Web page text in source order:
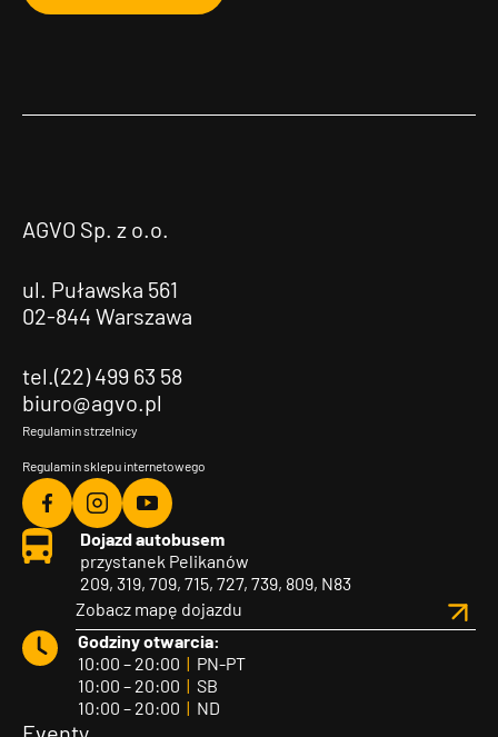
AGVO Sp. z o.o.
ul. Puławska 561
02-844 Warszawa
tel.(22) 499 63 58
biuro@agvo.pl
Regulamin strzelnicy
Regulamin sklepu internetowego
Agvo
Facebook
Agvo
Instagram
Agvo
YouTube
Dojazd autobusem
przystanek Pelikanów
209, 319, 709, 715, 727, 739, 809, N83
Zobacz mapę dojazdu
Godziny otwarcia:
10:00 – 20:00 | PN-PT
10:00 – 20:00 | SB
10:00 – 20:00 | ND